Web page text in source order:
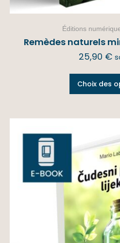
Éditions
Remèdes naturels
25,90 €
Choix des